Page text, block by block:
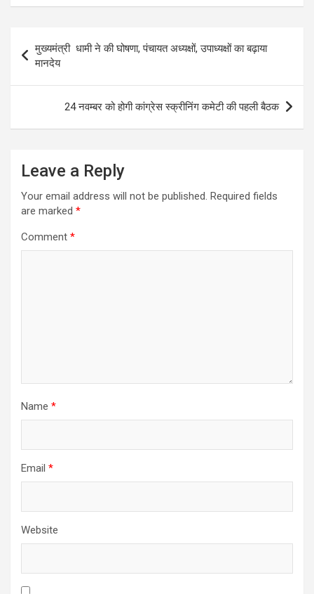
navigation
मुख्यमंत्री धामी ने की घोषणा, पंचायत अध्यक्षों, उपाध्यक्षों का बढ़ाया
मानदेय
24 नवम्बर को होगी कांग्रेस स्क्रीनिंग कमेटी की पहली बैठक
Leave a Reply
Your email address will not be published. Required fields
are marked *
Comment *
Name *
Email *
Website